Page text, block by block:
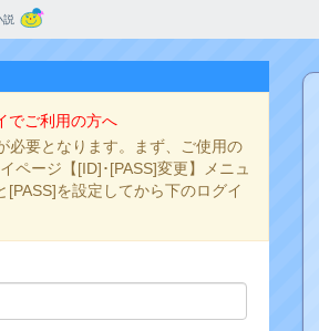
説
でご利用の方へ
必要となります。まず、ご使用の
ページ【[ID]･[PASS]変更】メニュ
を設定してから下のログイ